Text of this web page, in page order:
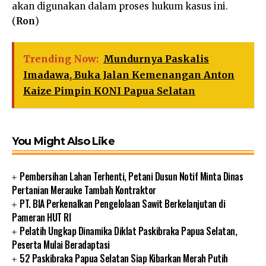
akan digunakan dalam proses hukum kasus ini.
(Ron)
Trending Now: Mundurnya Paskalis
Imadawa, Buka Jalan Kemenangan Anton
Kaize Pimpin KONI Papua Selatan
You Might Also Like
Pembersihan Lahan Terhenti, Petani Dusun Notif Minta Dinas
Pertanian Merauke Tambah Kontraktor
PT. BIA Perkenalkan Pengelolaan Sawit Berkelanjutan di
Pameran HUT RI
Pelatih Ungkap Dinamika Diklat Paskibraka Papua Selatan,
Peserta Mulai Beradaptasi
52 Paskibraka Papua Selatan Siap Kibarkan Merah Putih